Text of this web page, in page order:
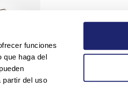
funciones
que haga del
partir del uso